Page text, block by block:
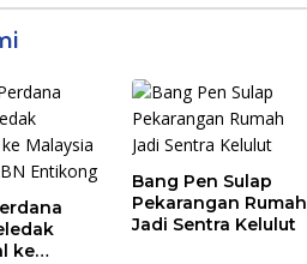
ke
Bang Pen Sulap
Pekarangan Rumah
Jadi Sentra Kelulut